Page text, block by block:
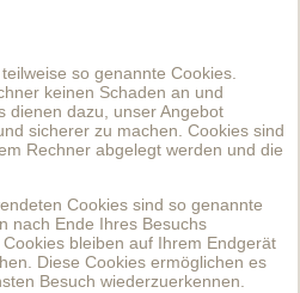
so genannte Cookies.
keinen Schaden an und
dienen dazu, unser Angebot
sicherer zu machen. Cookies sind
Rechner abgelegt werden und die
Cookies sind so genannte
nach Ende Ihres Besuchs
bleiben auf Ihrem Endgerät
Diese Cookies ermöglichen es
Besuch wiederzuerkennen.